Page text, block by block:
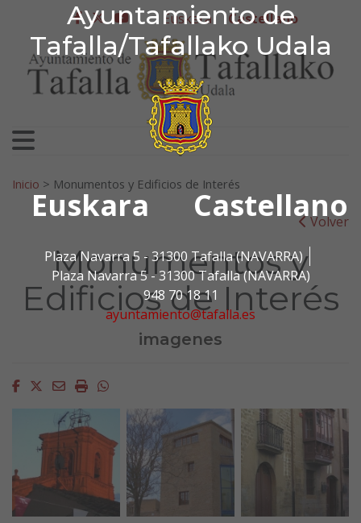
Ayuntamiento de
Tafalla/Tafallako Udala
Euskara Castellano
Plaza Navarra 5 - 31300 Tafalla (NAVARRA)
Plaza Navarra 5 - 31300 Tafalla (NAVARRA)
948 70 18 11
ayuntamiento@tafalla.es
Ir al contenido
Ayuntamiento de
facebook
twitter
youtube
Euskera Castellano
Search for:
Inicio > Monumentos y Edificios de Interés
Volver
Monumentos y
Edificios de Interés
imagenes
Facebook
Twitter
EmailImprimirWhatsapp